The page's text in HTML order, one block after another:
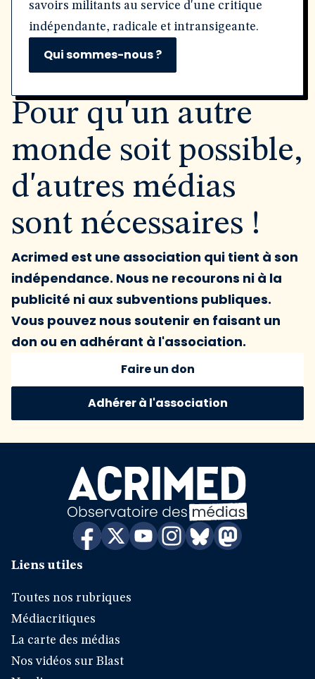
savoirs militants au service d'une critique
indépendante, radicale et intransigeante.
Qui sommes-nous ?
Pour qu'un autre
monde soit possible,
d'autres médias
sont nécessaires !
Acrimed est une association qui tient à son
indépendance. Nous ne recourons ni à la
publicité ni aux subventions publiques.
Vous pouvez nous soutenir en faisant un
don ou en adhérant à l'association.
Faire un don
Adhérer à l'association
Liens utiles
Toutes nos rubriques
Médiacritiques
La carte des médias
Nos vidéos sur Blast